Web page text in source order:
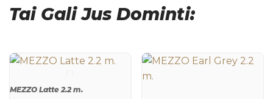
Tai Gali Jus Dominti:
MEZZO Latte 2.2 m.